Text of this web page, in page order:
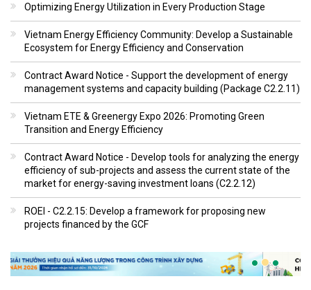
Optimizing Energy Utilization in Every Production Stage
Vietnam Energy Efficiency Community: Develop a Sustainable
Ecosystem for Energy Efficiency and Conservation
Contract Award Notice - Support the development of energy
management systems and capacity building (Package C2.2.11)
Vietnam ETE & Greenergy Expo 2026: Promoting Green
Transition and Energy Efficiency
Contract Award Notice - Develop tools for analyzing the energy
efficiency of sub-projects and assess the current state of the
market for energy-saving investment loans (C2.2.12)
ROEI - C2.2.15: Develop a framework for proposing new
projects financed by the GCF